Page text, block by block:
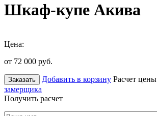
Шкаф-купе Акива
Цена:
от 72 000 руб.
Заказать Добавить в корзину Расчет цены
замерщика
Получить расчет